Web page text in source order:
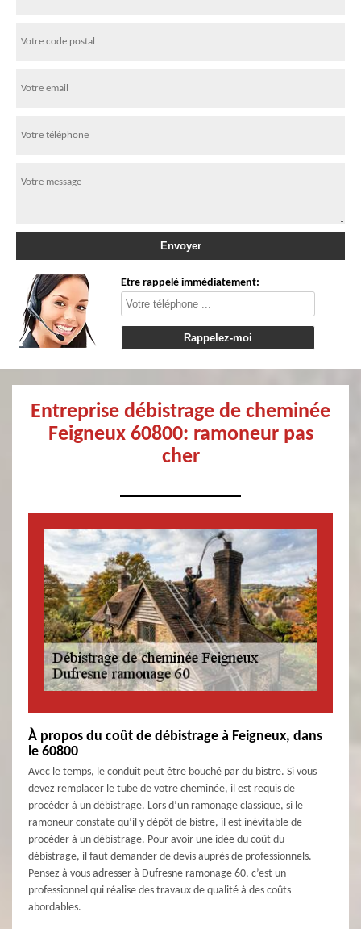
Etre rappelé immédiatement:
Entreprise débistrage de cheminée
Feigneux 60800: ramoneur pas
cher
À propos du coût de débistrage à Feigneux, dans
le 60800
Avec le temps, le conduit peut être bouché par du bistre. Si vous
devez remplacer le tube de votre cheminée, il est requis de
procéder à un débistrage. Lors d’un ramonage classique, si le
ramoneur constate qu’il y dépôt de bistre, il est inévitable de
procéder à un débistrage. Pour avoir une idée du coût du
débistrage, il faut demander de devis auprès de professionnels.
Pensez à vous adresser à Dufresne ramonage 60, c’est un
professionnel qui réalise des travaux de qualité à des coûts
abordables.